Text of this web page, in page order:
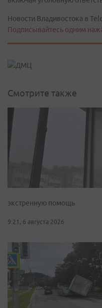
Новости Владивостока в
Подписывайтесь одним
Смотрите также
экстренную помощь
9:21, 6 августа 2026